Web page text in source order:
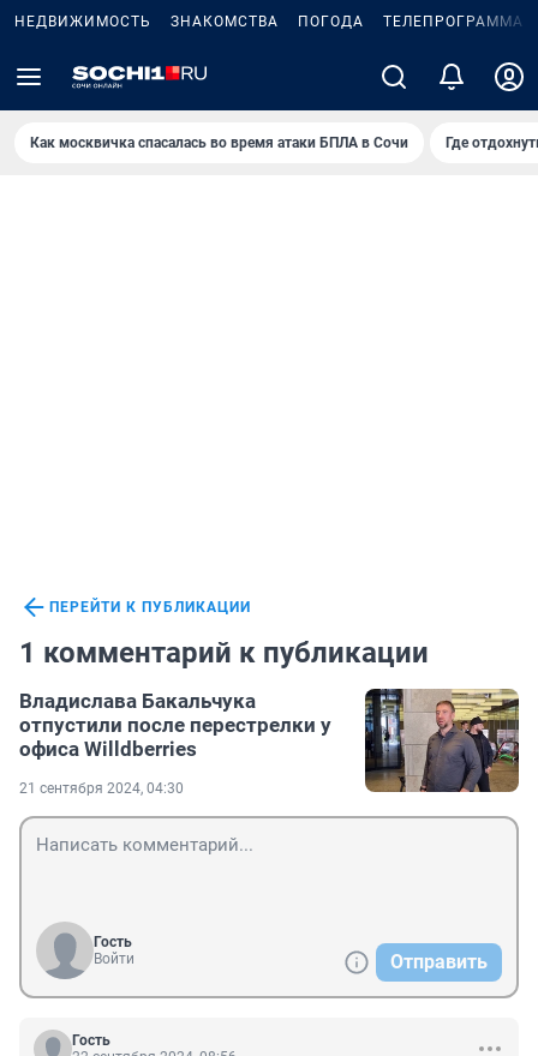
НЕДВИЖИМОСТЬ ЗНАКОМСТВА ПОГОДА ТЕЛЕПРОГРАММА
Как москвичка спасалась во время атаки БПЛА в Сочи Где
ПЕРЕЙТИ К ПУБЛИКАЦИИ
1 комментарий к публикации
Владислава Бакальчука
отпустили после перестрелки у
офиса Willdberries
21 сентября 2024, 04:30
Гость
Войти
Отправить
Гость